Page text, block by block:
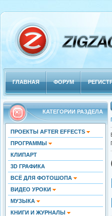
ГЛАВНАЯ ФОРУМ
КАТЕГОРИИ РАЗДЕЛА
ПРОЕКТЫ AFTER EFFECTS
ПРОГРАММЫ
КЛИПАРТ
3D ГРАФИКА
ВСЁ ДЛЯ ФОТОШОПА
ВИДЕО УРОКИ
МУЗЫКА
КНИГИ И ЖУРНАЛЫ